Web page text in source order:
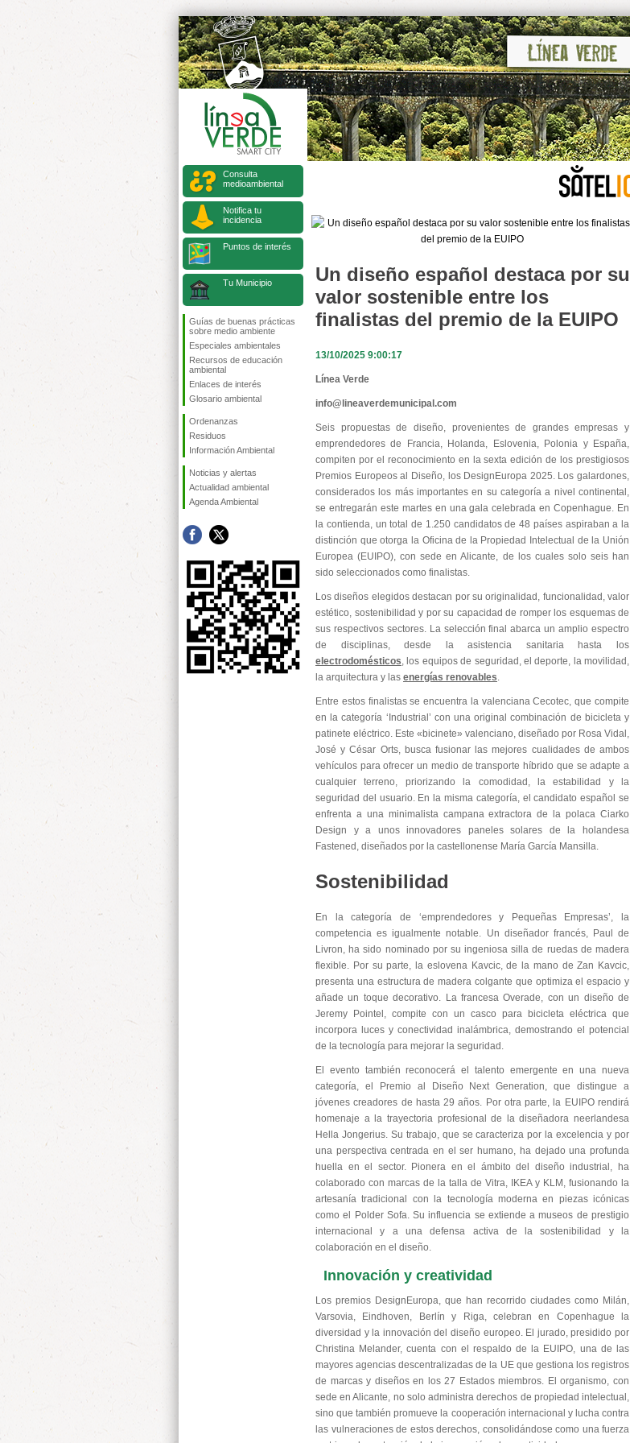
Consulta
medioambiental
Notifica tu
incidencia
Puntos de interés
Tu Municipio
Guías de buenas prácticas
sobre medio ambiente
Especiales ambientales
Recursos de educación
ambiental
Enlaces de interés
Glosario ambiental
Ordenanzas
Residuos
Información Ambiental
Noticias y alertas
Actualidad ambiental
Agenda Ambiental
Un diseño español destaca por su
valor sostenible entre los
finalistas del premio de la EUIPO
13/10/2025 9:00:17
Línea Verde
info@lineaverdemunicipal.com
Seis propuestas de diseño, provenientes de grandes empresas y
emprendedores de Francia, Holanda, Eslovenia, Polonia y España,
compiten por el reconocimiento en la sexta edición de los prestigiosos
Premios Europeos al Diseño, los DesignEuropa 2025. Los galardones,
considerados los más importantes en su categoría a nivel continental,
se entregarán este martes en una gala celebrada en Copenhague. En
la contienda, un total de 1.250 candidatos de 48 países aspiraban a la
distinción que otorga la Oficina de la Propiedad Intelectual de la Unión
Europea (EUIPO), con sede en Alicante, de los cuales solo seis han
sido seleccionados como finalistas.
Los diseños elegidos destacan por su originalidad, funcionalidad, valor
estético, sostenibilidad y por su capacidad de romper los esquemas de
sus respectivos sectores. La selección final abarca un amplio espectro
de disciplinas, desde la asistencia sanitaria hasta los
electrodomésticos, los equipos de seguridad, el deporte, la movilidad,
la arquitectura y las energías renovables.
Entre estos finalistas se encuentra la valenciana Cecotec, que compite
en la categoría ‘Industrial’ con una original combinación de bicicleta y
patinete eléctrico. Este «bicinete» valenciano, diseñado por Rosa Vidal,
José y César Orts, busca fusionar las mejores cualidades de ambos
vehículos para ofrecer un medio de transporte híbrido que se adapte a
cualquier terreno, priorizando la comodidad, la estabilidad y la
seguridad del usuario. En la misma categoría, el candidato español se
enfrenta a una minimalista campana extractora de la polaca Ciarko
Design y a unos innovadores paneles solares de la holandesa
Fastened, diseñados por la castellonense María García Mansilla.
Sostenibilidad
En la categoría de ‘emprendedores y Pequeñas Empresas’, la
competencia es igualmente notable. Un diseñador francés, Paul de
Livron, ha sido nominado por su ingeniosa silla de ruedas de madera
flexible. Por su parte, la eslovena Kavcic, de la mano de Zan Kavcic,
presenta una estructura de madera colgante que optimiza el espacio y
añade un toque decorativo. La francesa Overade, con un diseño de
Jeremy Pointel, compite con un casco para bicicleta eléctrica que
incorpora luces y conectividad inalámbrica, demostrando el potencial
de la tecnología para mejorar la seguridad.
El evento también reconocerá el talento emergente en una nueva
categoría, el Premio al Diseño Next Generation, que distingue a
jóvenes creadores de hasta 29 años. Por otra parte, la EUIPO rendirá
homenaje a la trayectoria profesional de la diseñadora neerlandesa
Hella Jongerius. Su trabajo, que se caracteriza por la excelencia y por
una perspectiva centrada en el ser humano, ha dejado una profunda
huella en el sector. Pionera en el ámbito del diseño industrial, ha
colaborado con marcas de la talla de Vitra, IKEA y KLM, fusionando la
artesanía tradicional con la tecnología moderna en piezas icónicas
como el Polder Sofa. Su influencia se extiende a museos de prestigio
internacional y a una defensa activa de la sostenibilidad y la
colaboración en el diseño.
Innovación y creatividad
Los premios DesignEuropa, que han recorrido ciudades como Milán,
Varsovia, Eindhoven, Berlín y Riga, celebran en Copenhague la
diversidad y la innovación del diseño europeo. El jurado, presidido por
Christina Melander, cuenta con el respaldo de la EUIPO, una de las
mayores agencias descentralizadas de la UE que gestiona los registros
de marcas y diseños en los 27 Estados miembros. El organismo, con
sede en Alicante, no solo administra derechos de propiedad intelectual,
sino que también promueve la cooperación internacional y lucha contra
las vulneraciones de estos derechos, consolidándose como una fuerza